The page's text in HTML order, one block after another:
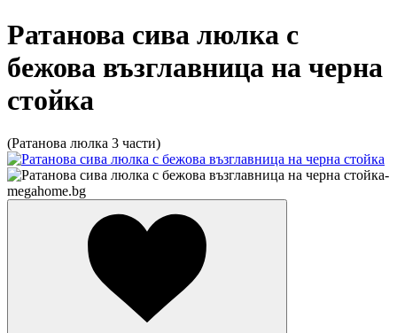
Ратанова сива люлка с
бежова възглавница на черна
стойка
(Ратанова люлка 3 части)